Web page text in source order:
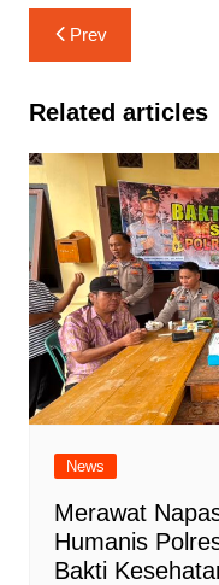
Navigasi
pos
Prev
Related articles
News
Merawat
Humanis
Bakti